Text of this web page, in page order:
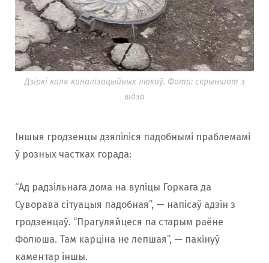
Дзіркі каля каналізацыйных люкаў. Фота: скрыншот з
відэа
Іншыя гродзенцы дзяліліся падобнымі праблемамі
ў розных частках горада:
“Ад радзільнага дома на вуліцы Горкага да
Суворава сітуацыя падобная”, — напісаў адзін з
гродзенцаў. “Прагуляйцеся па старым раёне
Фолюша. Там карціна не лепшая”, — пакінуў
каментар іншы.